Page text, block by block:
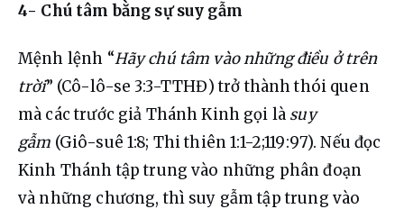
4- Chú tâm bằng sự suy gẫm
Mệnh lệnh “Hãy chú tâm vào những điều ở trên
trời” (Cô-lô-se 3:3-TTHĐ) trở thành thói quen
mà các trước giả Thánh Kinh gọi là suy
gẫm (Giô-suê 1:8; Thi thiên 1:1-2;119:97). Nếu đọc
Kinh Thánh tập trung vào những phân đoạn
và những chương, thì suy gẫm tập trung vào